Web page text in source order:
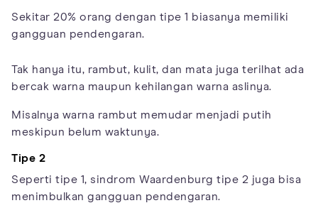
Sekitar 20% orang dengan tipe 1 biasanya memiliki
gangguan pendengaran.
Tak hanya itu, rambut, kulit, dan mata juga terilhat ada
bercak warna maupun kehilangan warna aslinya.
Misalnya warna rambut memudar menjadi putih
meskipun belum waktunya.
Tipe 2
Seperti tipe 1, sindrom Waardenburg tipe 2 juga bisa
menimbulkan gangguan pendengaran.